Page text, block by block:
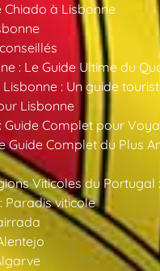
à Lisbonne
: Le Guide Ultime du
: Un guide
Lisbonne
Guide Complet pour
Guide Complet du Plus
Viticoles du Portugal
Paradis viticole